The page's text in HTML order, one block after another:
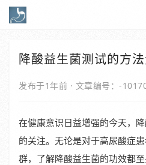
降酸益生菌测试的方
发布于1年前 · 文章编号：-
在健康意识日益增强的今天，
的关注。无论是对于高尿酸症
群，了解降酸益生菌的功效都